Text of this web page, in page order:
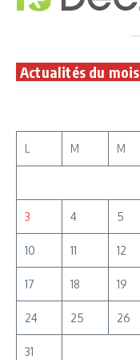
Actualités du mois
L M M
3 4 5
10 11 12
17 18 19
24 25 26
31